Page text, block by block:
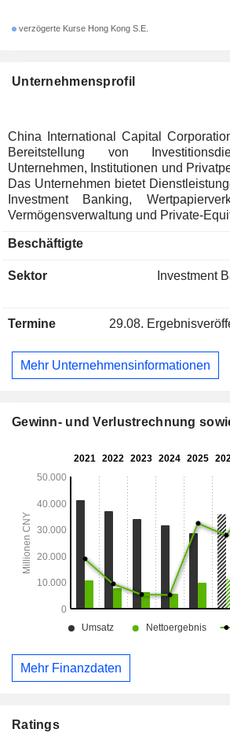
Unternehmensprofil
China International Capital
Bereitstellung von
Unternehmen, Institutionen und
Das Unternehmen bietet
Investment Banking,
Vermögensverwaltung und Private-
Beschäftigte
Sektor
Investment
Termine 29.08.
Mehr Unternehmensinformationen
verzögerte Kurse Hong Kong S.E.
Gewinn- und Verlustrechnung
Mehr Finanzdaten
Ratings